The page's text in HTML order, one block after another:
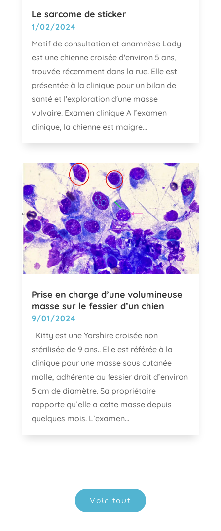
Le sarcome de sticker
1/02/2024
Motif de consultation et anamnèse Lady
est une chienne croisée d'environ 5 ans,
trouvée récemment dans la rue. Elle est
présentée à la clinique pour un bilan de
santé et l'exploration d'une masse
vulvaire. Examen clinique A l’examen
clinique, la chienne est maigre...
Prise en charge d’une volumineuse
masse sur le fessier d’un chien
9/01/2024
Kitty est une Yorshire croisée non
stérilisée de 9 ans.. Elle est référée à la
clinique pour une masse sous cutanée
molle, adhérente au fessier droit d’environ
5 cm de diamètre. Sa propriétaire
rapporte qu’elle a cette masse depuis
quelques mois. L’examen...
Voir tout